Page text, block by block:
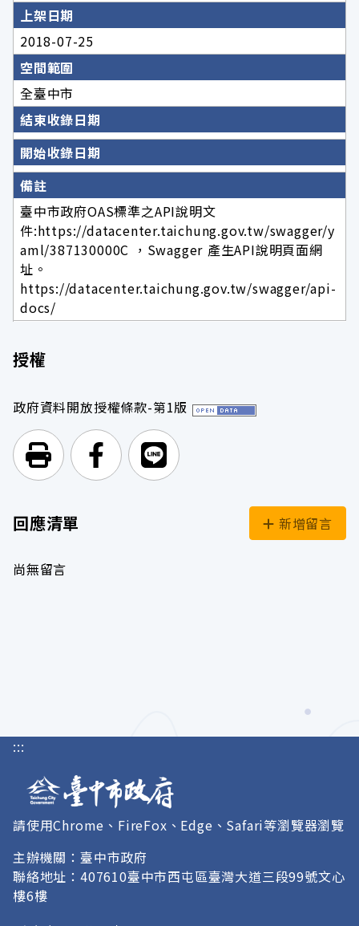
上架日期
2018-07-25
空間範圍
全臺中市
結束收錄日期
開始收錄日期
備註
臺中市政府OAS標準之API說明文
件:https://datacenter.taichung.gov.tw/swagger/y
aml/387130000C ，Swagger 產生API說明頁面網
址。
https://datacenter.taichung.gov.tw/swagger/api-
docs/
授權
政府資料開放授權條款-第1版
列印頁面前往Facebook
前往Line
回應清單 新增留言
尚無留言
:::
請使用Chrome、FireFox、Edge、Safari等瀏覽器瀏覽
主辦機關：臺中市政府
聯絡地址：407610臺中市西屯區臺灣大道三段99號文心
樓6樓